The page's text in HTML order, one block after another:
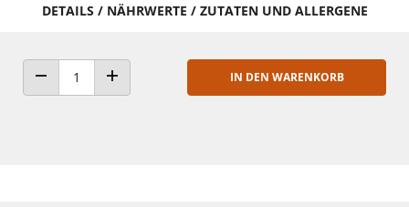
DETAILS / NÄHRWERTE / ZUTATEN UND ALLERGENE
ANZAHL VERRINGERNANZAHL ERHÖHEN
IN DEN WARENKORB